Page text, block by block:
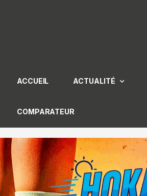
ACCUEIL ACTUALITÉ
COMPARATEUR